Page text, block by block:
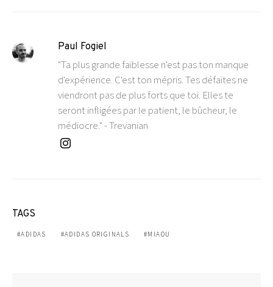
Paul Fogiel
"Ta plus grande faiblesse n'est pas ton manque
d'expérience. C'est ton mépris. Tes défaites ne
viendront pas de plus forts que toi. Elles te
seront infligées par le patient, le bûcheur, le
médiocre." - Trevanian
TAGS
ADIDAS ADIDAS ORIGINALS MIAOU